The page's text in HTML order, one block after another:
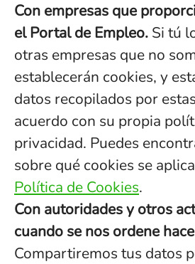
Con empresas que
el Portal de Empleo. Si tú
otras empresas que no
establecerán cookies, y
datos recopilados por
acuerdo con su propia
privacidad. Puedes
sobre qué cookies se
Política de Cookies.
Con autoridades y otros
cuando se nos ordene
Compartiremos tus datos